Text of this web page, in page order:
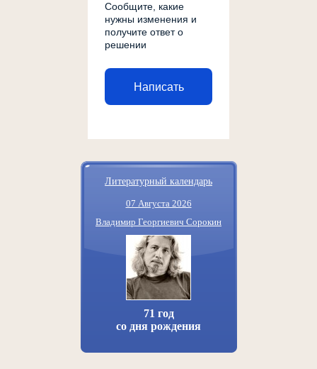
Сообщите, какие
нужны изменения и
получите ответ о
решении
Написать
Литературный календарь
07 Августа 2026
Владимир Георгиевич Сорокин
71 год
со дня рождения